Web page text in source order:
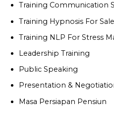
Training Communication
Training Hypnosis For
Training NLP For Stress
Leadership Training
Public Speaking
Presentation &
Masa Persiapan Pensiun